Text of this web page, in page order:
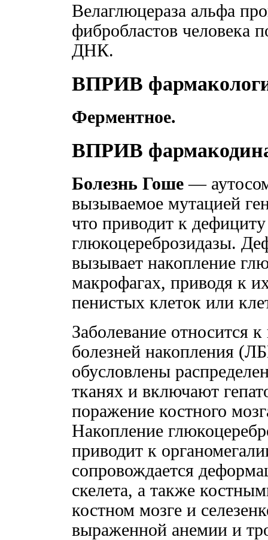
Велаглюцераза альфа
фибробластов человека
ДНК.
ВПРИВ
Ферментное.
ВПРИВ
Болезнь Гоше —
вызываемое мутацией
что приводит к
глюкоцереброзидазы.
вызывает накопление
макрофагах, приводя к
пенистых клеток или
Заболевание относится
болезней накопления
обусловлены
тканях и включают
поражение костного
Накопление
приводит к
сопровождается
скелета, а также
костном мозге и
выраженной анемии и